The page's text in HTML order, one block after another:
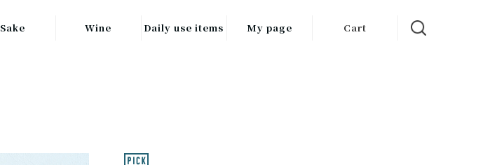
Sake Wine
ITALY
Daily use items My page Cart